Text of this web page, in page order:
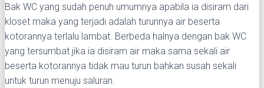
Bak WC yang sudah penuh umumnya apabila ia disiram dari
kloset maka yang terjadi adalah turunnya air beserta
kotorannya terlalu lambat. Berbeda halnya dengan bak WC
yang tersumbat jika ia disiram air maka sama sekali air
beserta kotorannya tidak mau turun bahkan susah sekali
untuk turun menuju saluran.